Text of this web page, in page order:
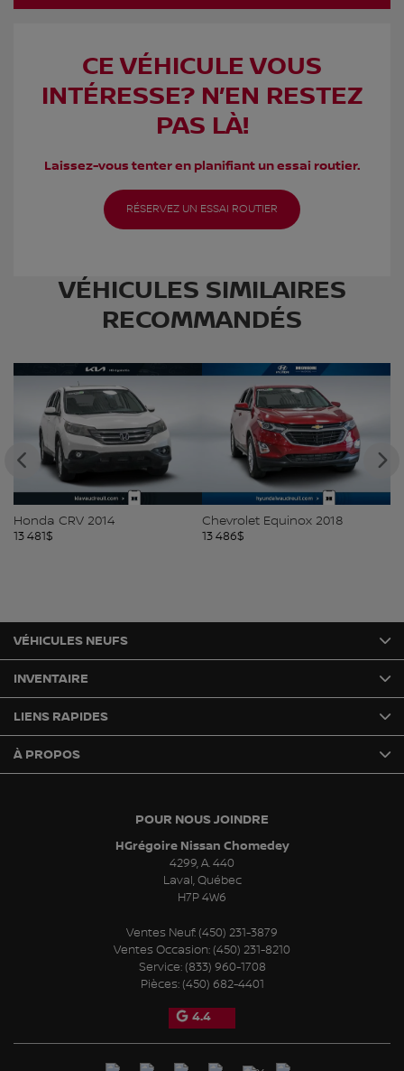
CE VÉHICULE VOUS
INTÉRESSE? N’EN RESTEZ
PAS LÀ!
Laissez-vous tenter en planifiant un essai routier.
RÉSERVEZ UN ESSAI ROUTIER
VÉHICULES SIMILAIRES
RECOMMANDÉS
Honda CRV 2014
13 481$
Chevrolet Equinox 2018
13 486$
POUR NOUS JOINDRE
HGrégoire Nissan Chomedey
4299, A. 440
Laval,Québec
H7P 4W6
Ventes Neuf: (450) 231-3879
Ventes Occasion: (450) 231-8210
Service: (833) 960-1708
Pièces: (450) 682-4401
4.4
VÉHICULES NEUFS
INVENTAIRE
LIENS RAPIDES
À PROPOS